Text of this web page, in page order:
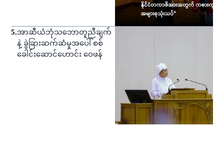
5.အာဆီယံဘုံသဘောတူညီချက်
နဲ့ ခွဲခြားဆက်ဆံမှုအပေါ် စစ်
ခေါင်းဆောင်ဟောင်း ဝေဖန်